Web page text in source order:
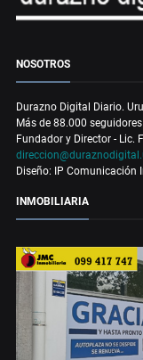
NOSOTROS
Durazno Digital Diario.
Más de 88.000
Fundador y Director - Lic.
Diseño: IP Comunicación
INMOBILIARIA